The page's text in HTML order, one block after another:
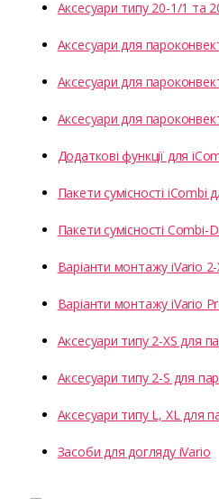
Аксесуари типу 20-1/1 та
Аксесуари для
Аксесуари для
Аксесуари для
Додаткові функції для
Пакети сумісності iCombi
Пакети сумісності Combi-
Варіанти монтажу iVario
Варіанти монтажу iVario
Аксесуари типу 2-XS для
Аксесуари типу 2-S для
Аксесуари типу L, XL для
Засоби для догляду iVario